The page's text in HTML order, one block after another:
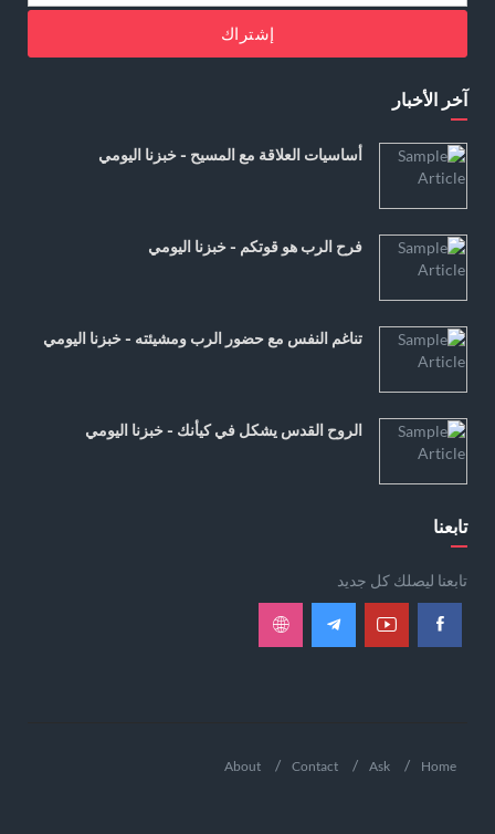
إشتراك
آخر الأخبار
أساسيات العلاقة مع المسيح - خبزنا اليومي
فرح الرب هو قوتكم - خبزنا اليومي
تناغم النفس مع حضور الرب ومشيئته - خبزنا اليومي
الروح القدس يشكل في كيأنك - خبزنا اليومي
تابعنا
تابعنا ليصلك كل جديد
Home
Ask
Contact
About